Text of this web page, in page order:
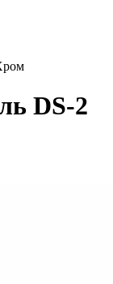
DS-2